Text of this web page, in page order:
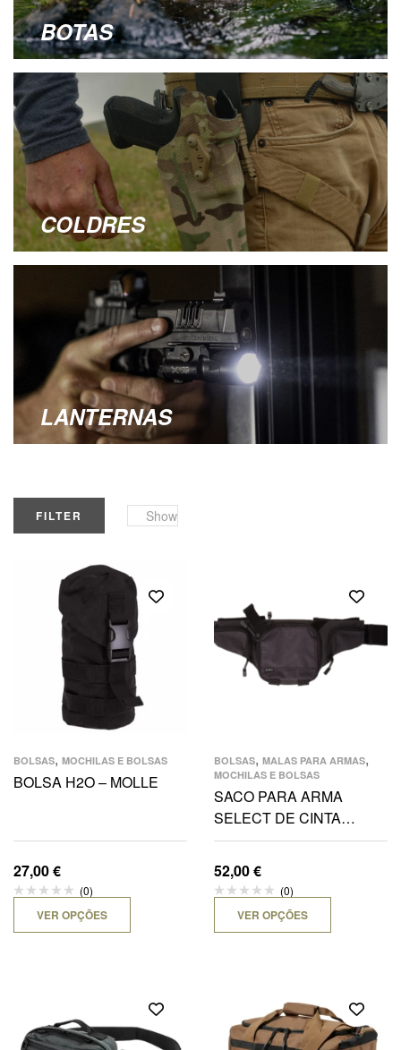
BOTAS
COLDRES
LANTERNAS
FILTER Show
BOLSAS, MOCHILAS E BOLSAS
BOLSA H2O – MOLLE
27,00€
(0)
VER OPÇÕES
BOLSAS, MALAS PARA ARMAS,
MOCHILAS E BOLSAS
SACO PARA ARMA
SELECT DE CINTA
DISSIMULADA
52,00€
(0)
VER OPÇÕES